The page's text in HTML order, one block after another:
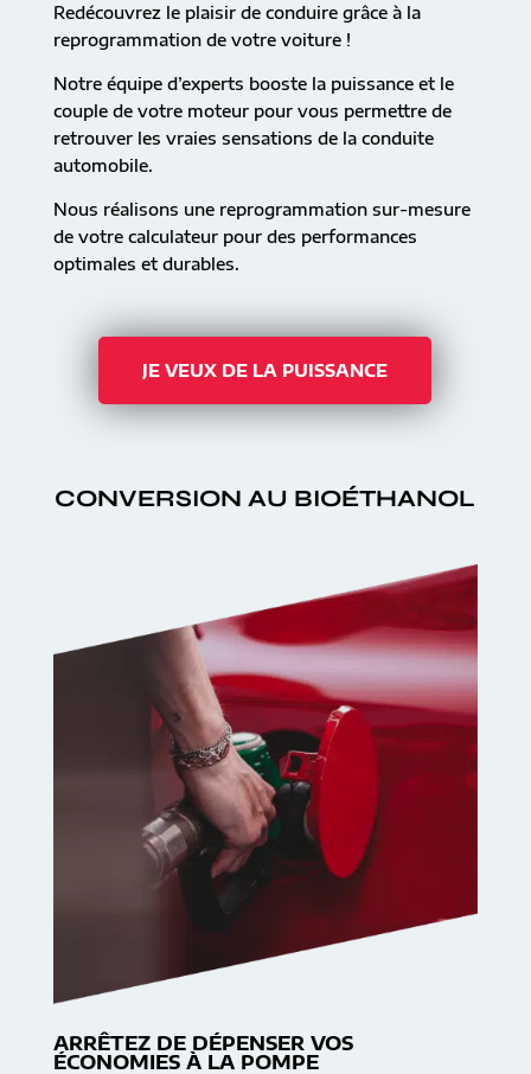
Redécouvrez le plaisir de conduire grâce à la
reprogrammation de votre voiture !
Notre équipe d’experts booste la puissance et le
couple de votre moteur pour vous permettre de
retrouver les vraies sensations de la conduite
automobile.
Nous réalisons une reprogrammation sur-mesure
de votre calculateur pour des performances
optimales et durables.
JE VEUX DE LA PUISSANCE
CONVERSION AU BIOÉTHANOL
ARRÊTEZ DE DÉPENSER VOS
ÉCONOMIES À LA POMPE